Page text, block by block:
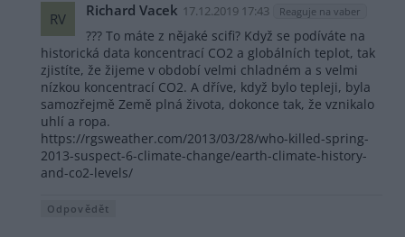
RV Richard Vacek 17.12.2019 17:43 Reaguje na vaber
??? To máte z nějaké scifi? Když se podíváte na
historická data koncentrací CO2 a globálních teplot, tak
zjistíte, že žijeme v období velmi chladném a s velmi
nízkou koncentrací CO2. A dříve, když bylo tepleji, byla
samozřejmě Země plná života, dokonce tak, že vznikalo
uhlí a ropa.
https://rgsweather.com/2013/03/28/who-killed-spring-
2013-suspect-6-climate-change/earth-climate-history-
and-co2-levels/
Odpovědět